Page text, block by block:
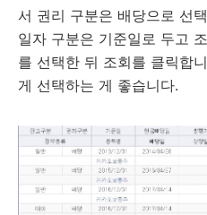
서 권리 구분은 배당으로 선
일자 구분은 기준일로 두고
를 선택한 뒤 조회를 클릭합
게 선택하는 게 좋습니다.